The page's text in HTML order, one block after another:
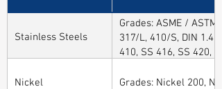
Stainless Steels
Grades: ASME /
317/L, 410/S, DIN
410, SS 416, SS 420,
Nickel
Grades: Nickel 200,